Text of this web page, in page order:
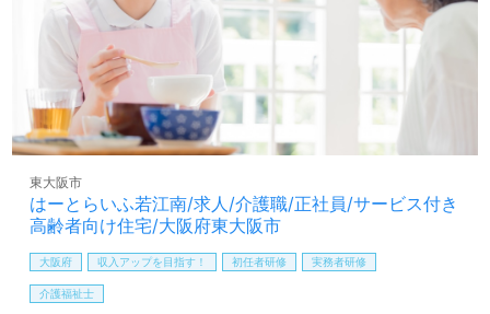
添う事業所様です。一緒に働く仲間に”ありがとう！”の気
持ち伝える『サンクスカード』のあるカルチャーもおすす
めポイント！『ご利用者様の夢や目標に寄り添いたい、介
護職でお役に立ちたい』『働きがいを感じながら仕事をし
たい』『ご利用者様のお役に立てるキャリアを描きたい』
『施設形態や環境を変えて働きたい』等の方も大歓迎で
す！募集詳細等、担当コンサルタントよりご案内します。
全国の求人ご紹介！医療/福祉業界の正社員/パート求人探
しは【ウィルオブ介護】＊求人情報収集、将来的に検討の
方も遠慮なく＊
LINE、メール、お電話などご希望に応じてお問い合わせ/ご
相談可能です。転職相談、求人紹介、年収交渉など完全無
はーとらいふ若江南/求人/介護職/正社員/サービス付き
高齢者向け住宅/大阪府東大阪市
東大阪市
大阪府 収入アップを目指す！ 初任者研修 実務者研修
介護福祉士